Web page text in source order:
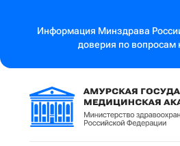
Информация Минздрава
доверия по вопросам